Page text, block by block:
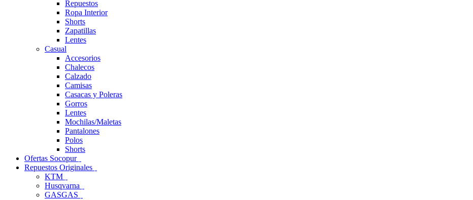
Repuestos
Ropa Interior
Shorts
Zapatillas
Lentes
Casual
Accesorios
Chalecos
Calzado
Camisas
Casacas y Poleras
Gorros
Lentes
Mochilas/Maletas
Pantalones
Polos
Shorts
Ofertas Socopur
Repuestos Originales
KTM
Husqvarna
GASGAS